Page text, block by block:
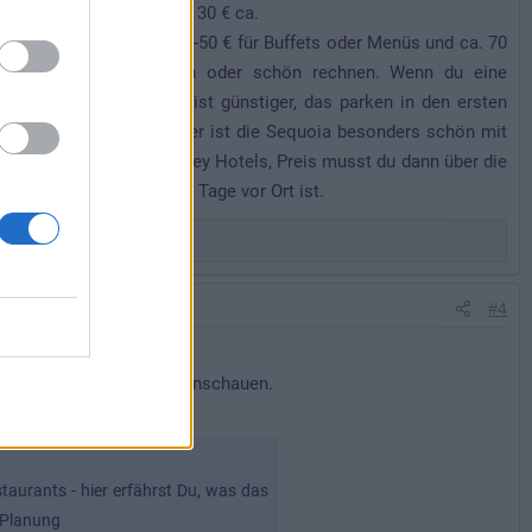
zwischen 20 und 30 € ca.
für Counterservice, 37-50 € für Buffets oder Menüs und ca. 70
muss man sich durch oder schön rechnen. Wenn du eine
und Frühstück meist günstiger, das parken in den ersten
hübsch, im Winter ist die Sequoia besonders schön mit
room only in den Disney Hotels, Preis musst du dann über die
wenn man mehr als 4 Tage vor Ort ist.
#4
da auch die Preise anschauen.
- hier erfährst Du, was das